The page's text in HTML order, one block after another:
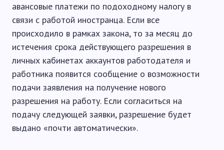
авансовые платежи по подоходному налогу в
связи с работой иностранца. Если все
происходило в рамках закона, то за месяц до
истечения срока действующего разрешения в
личных кабинетах аккаунтов работодателя и
работника появится сообщение о возможности
подачи заявления на получение нового
разрешения на работу. Если согласиться на
подачу следующей заявки, разрешение будет
выдано «почти автоматически».